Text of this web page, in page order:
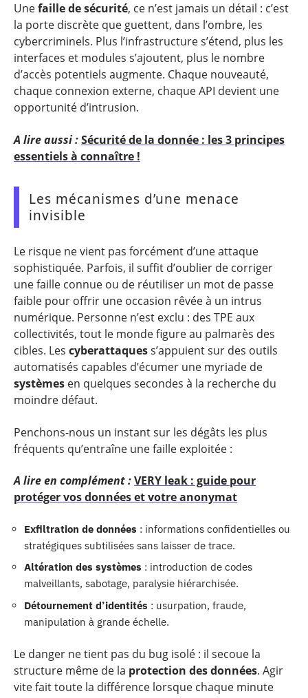
Unefaille de sécurité, ce n’est jamais un détail : c’est
la porte discrète que guettent, dans l’ombre, les
cybercriminels. Plus l’infrastructure s’étend, plus les
interfaces et modules s’ajoutent, plus le nombre
d’accès potentiels augmente. Chaque nouveauté,
chaque connexion externe, chaque API devient une
opportunité d’intrusion.
A lire aussi :Sécurité de la donnée : les 3 principes
essentiels à connaître !
Les mécanismes d’une menace
invisible
Le risque ne vient pas forcément d’une attaque
sophistiquée. Parfois, il suffit d’oublier de corriger
une faille connue ou de réutiliser un mot de passe
faible pour offrir une occasion rêvée à un intrus
numérique. Personne n’est exclu : des TPE aux
collectivités, tout le monde figure au palmarès des
cibles. Les cyberattaquess’appuient sur des outils
automatisés capables d’écumer une myriade de
systèmes en quelques secondes à la recherche du
moindre défaut.
Penchons-nous un instant sur les dégâts les plus
fréquents qu’entraîne une faille exploitée :
A lire en complément :VERY leak : guide pour
protéger vos données et votre anonymat
Exfiltration de données : informations confidentielles ou
stratégiques subtilisées sans laisser de trace.
Altération des systèmes : introduction de codes
malveillants, sabotage, paralysie hiérarchisée.
Détournement d’identités : usurpation, fraude,
manipulation à grande échelle.
Le danger ne tient pas du bug isolé : il secoue la
structure même de la protection des données. Agir
vite fait toute la différence lorsque chaque minute